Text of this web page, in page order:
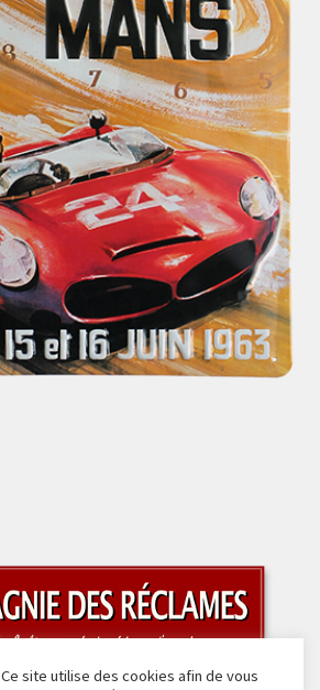
Ce site utilise des cookies afin de vous